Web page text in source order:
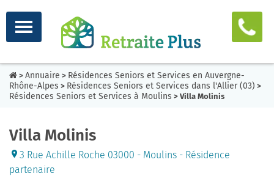
> Annuaire > Résidences Seniors et Services en Auvergne-
Rhône-Alpes > Résidences Seniors et Services dans l'Allier (03) >
Résidences Seniors et Services à Moulins > Villa Molinis
Villa Molinis
3 Rue Achille Roche 03000 - Moulins - Résidence
partenaire